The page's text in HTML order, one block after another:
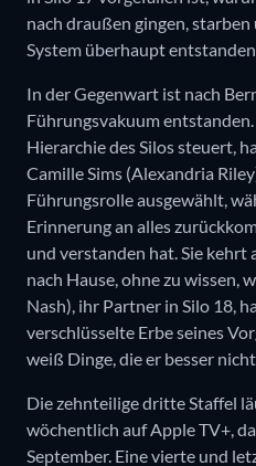
nach draußen gingen, starben
System überhaupt
In der Gegenwart ist nach
Führungsvakuum
Hierarchie des Silos steuert,
Camille Sims (Alexandria
Führungsrolle ausgewählt,
Erinnerung an alles
und verstanden hat. Sie kehrt
nach Hause, ohne zu wissen,
Nash), ihr Partner in Silo 18,
verschlüsselte Erbe seines
weiß Dinge, die er besser
Die zehnteilige dritte Staffel
wöchentlich auf Apple TV+,
September. Eine vierte und